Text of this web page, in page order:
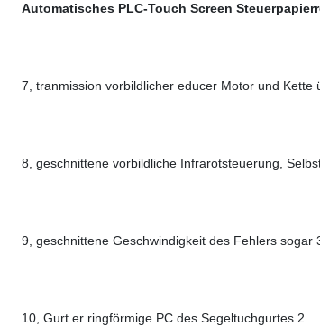
Automatisches PLC-Touch Screen
7, tranmission vorbildlicher educer Motor und Kette
8, geschnittene vorbildliche Infrarotsteuerung,
9, geschnittene Geschwindigkeit des Fehlers sogar
10, Gurt er ringförmige PC des Segeltuchgurtes 2